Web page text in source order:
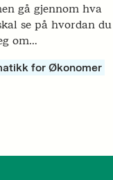
gå gjennom hva
se på hvordan du
om…
for Økonomer